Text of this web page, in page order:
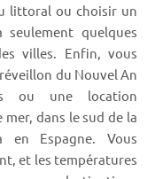
littoral ou choisir un
quelques
villes. Enfin, vous
du Nouvel An
ou une location
dans le sud de la
Espagne. Vous
et les températures